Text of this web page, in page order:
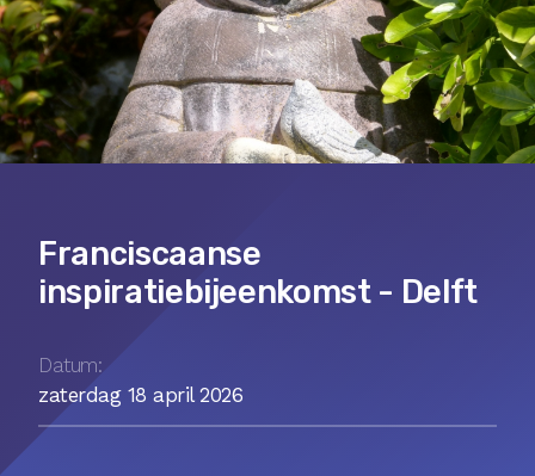
Franciscaanse
inspiratiebijeenkomst - Delft
Datum:
zaterdag 18 april 2026